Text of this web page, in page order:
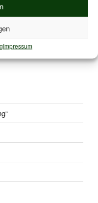
Impressum
von
V.Mehr Informationen